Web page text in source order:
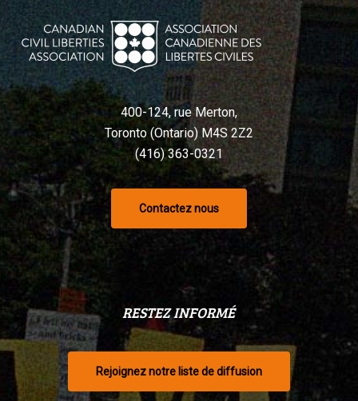
400-124, rue Merton,
Toronto (Ontario) M4S 2Z2
(416) 363-0321
Contactez nous
RESTEZ INFORMÉ
Rejoignez notre liste de diffusion